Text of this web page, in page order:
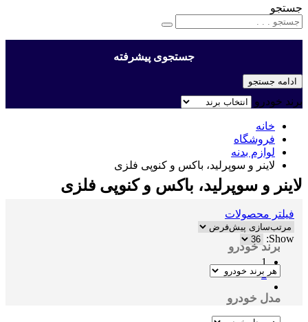
جستجو
جستجوی پیشرفته
ادامه جستجو
برند خودرو
خانه
فروشگاه
لوازم بدنه
لاینر و سوپرلید، باکس و کنوپی فلزی
لاینر و سوپرلید، باکس و کنوپی فلزی
برند خودرو
مدل خودرو
فیلتر محصولات
Show:
1
2